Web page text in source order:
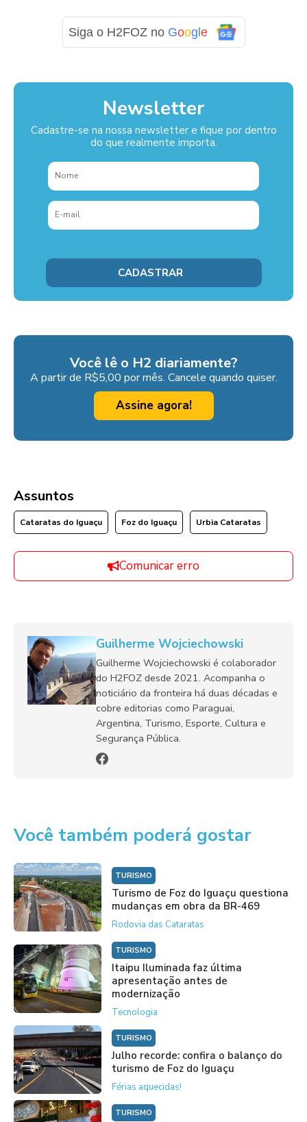
Siga o H2FOZ no Goog e
Newsletter
Cadastre-se na nossa newsletter e fique por dentro
do que realmente importa.
Você lê o H2 diariamente?
A partir de R$5,00 por mês. Cancele quando quiser.
Assine agora!
Assuntos
Cataratas do Iguaçu Foz do Iguaçu Urbia Cataratas
Comunicar erro
Guilherme Wojciechowski
Guilherme Wojciechowski é colaborador
do H2FOZ desde 2021. Acompanha o
noticiário da fronteira há duas décadas e
cobre editorias como Paraguai,
Argentina, Turismo, Esporte, Cultura e
Segurança Pública.
Você também poderá gostar
TURISMO
Turismo de Foz do Iguaçu questiona
mudanças em obra da BR-469
Rodovia das Cataratas
TURISMO
Itaipu Iluminada faz última
apresentação antes de
modernização
Tecnologia
TURISMO
Julho recorde: confira o balanço do
turismo de Foz do Iguaçu
Férias aquecidas!
TURISMO